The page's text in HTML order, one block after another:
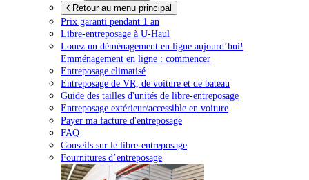
Retour au menu principal
Prix garanti pendant 1 an
Libre-entreposage à U-Haul
Louez un déménagement en ligne aujourd’hui!
Emménagement en ligne : commencer
Entreposage climatisé
Entreposage de VR, de voiture et de bateau
Guide des tailles d'unités de libre-entreposage
Entreposage extérieur/accessible en voiture
Payer ma facture d'entreposage
FAQ
Conseils sur le libre-entreposage
Fournitures d’entreposage